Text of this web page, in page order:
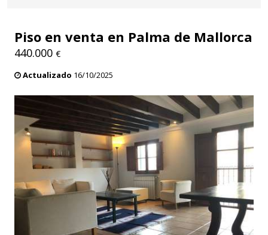
Piso en venta en Palma de Mallorca
440.000 €
Actualizado 16/10/2025